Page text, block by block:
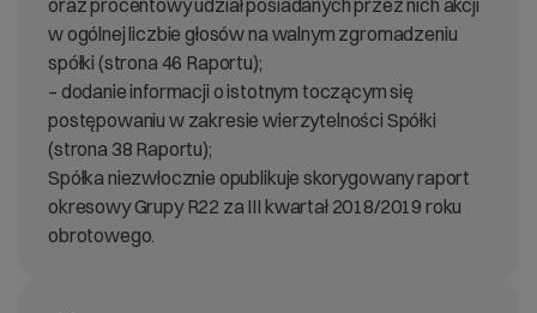
oraz procentowy udział posiadanych przez nich akcji
w ogólnej liczbie głosów na walnym zgromadzeniu
spółki (strona 46 Raportu);
– dodanie informacji o istotnym toczącym się
postępowaniu w zakresie wierzytelności Spółki
(strona 38 Raportu);
Spółka niezwłocznie opublikuje skorygowany raport
okresowy Grupy R22 za III kwartał 2018/2019 roku
obrotowego.